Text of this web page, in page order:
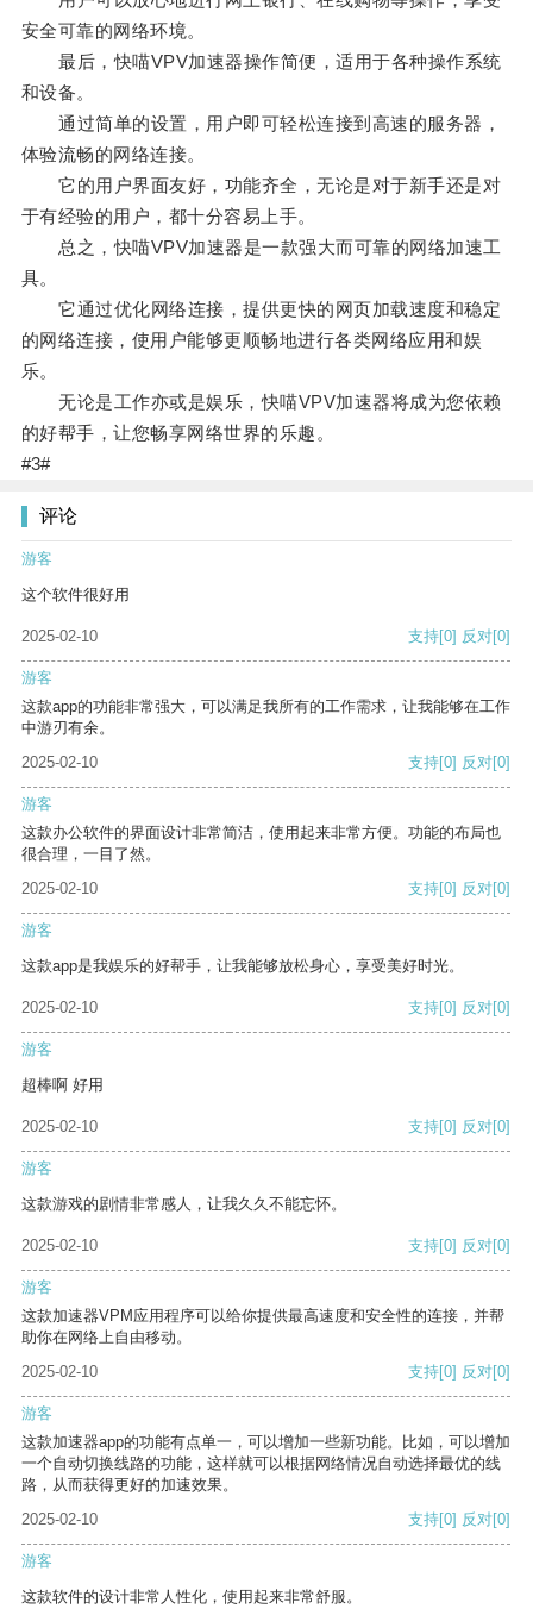
安全可靠的网络环境。
最后，快喵VPV加速器操作简便，适用于各种操作系统
和设备。
通过简单的设置，用户即可轻松连接到高速的服务器，
体验流畅的网络连接。
它的用户界面友好，功能齐全，无论是对于新手还是对
于有经验的用户，都十分容易上手。
总之，快喵VPV加速器是一款强大而可靠的网络加速工
具。
它通过优化网络连接，提供更快的网页加载速度和稳定
的网络连接，使用户能够更顺畅地进行各类网络应用和娱
乐。
无论是工作亦或是娱乐，快喵VPV加速器将成为您依赖
的好帮手，让您畅享网络世界的乐趣。
#3#
评论
游客
这个软件很好用
2025-02-10 支持[0] 反对[0]
游客
这款app的功能非常强大，可以满足我所有的工作需求，让我能够在工作
中游刃有余。
2025-02-10
支持[0] 反对[0]
游客
这款办公软件的界面设计非常简洁，使用起来非常方便。功能的布局也
很合理，一目了然。
2025-02-10
支持[0] 反对[0]
游客
这款app是我娱乐的好帮手，让我能够放松身心，享受美好时光。
2025-02-10 支持[0] 反对[0]
游客
超棒啊 好用
2025-02-10 支持[0] 反对[0]
游客
这款游戏的剧情非常感人，让我久久不能忘怀。
2025-02-10 支持[0] 反对[0]
游客
这款加速器VPM应用程序可以给你提供最高速度和安全性的连接，并帮
助你在网络上自由移动。
2025-02-10
支持[0] 反对[0]
游客
这款加速器app的功能有点单一，可以增加一些新功能。比如，可以增加
一个自动切换线路的功能，这样就可以根据网络情况自动选择最优的线
路，从而获得更好的加速效果。
2025-02-10
支持[0] 反对[0]
游客
这款软件的设计非常人性化，使用起来非常舒服。